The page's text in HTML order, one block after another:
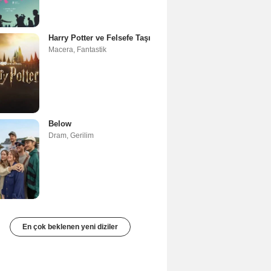
Harry Potter ve Felsefe Taşı
Macera, Fantastik
Below
Dram, Gerilim
En çok beklenen yeni diziler